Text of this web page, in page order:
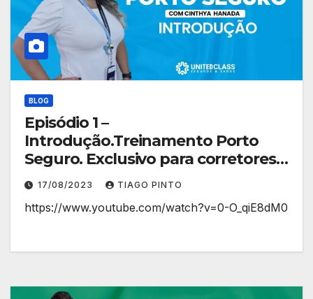
BLOG
Episódio 1 –
Introdução.Treinamento Porto
Seguro. Exclusivo para corretores
de planos de saúde.
17/08/2023 TIAGO PINTO
https://www.youtube.com/watch?v=0-O_qiE8dM0